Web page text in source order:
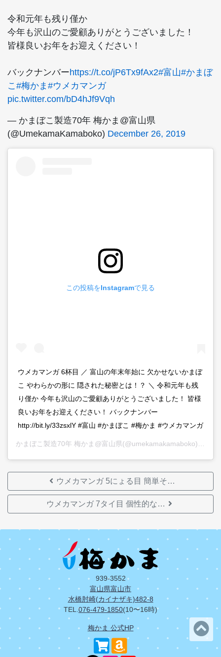
令和元年も残り僅か
今年も沢山のご愛顧ありがとうございました！
皆様良いお年をお迎えください！
バックナンバーhttps://t.co/jP6Tx9fAx2#富山#かまぼ
こ#梅かま #ウメカマンガ
pic.twitter.com/bD4hJf9Vqh
— かまぼこ製造70年 梅かま@富山県
(@UmekamaKamaboko) December 26, 2019
この投稿をInstagramで見る
ウメカマンガ 6杯目 ／ 富山の年末年始に 欠かせないかまぼ
こ やわらかの形に 隠された秘密とは！？ ＼ 令和元年も残
り僅か 今年も沢山のご愛顧ありがとうございました！ 皆様
良いお年をお迎えください！ バックナンバー
http://bit.ly/33zsxlY #富山 #かまぼこ #梅かま #ウメカマンガ
かまぼこ製造70年 梅かま@富山県(@umekamakamaboko)がシェアした投稿 -
ウメカマンガ 5にょる目 簡単そ…
ウメカマンガ 7タイ目 個性的な…
939-3552
富山県富山市
水橋肘崎(カイナザキ)482-8
TEL.076-479-1850(10〜16時)
梅かま 公式HP